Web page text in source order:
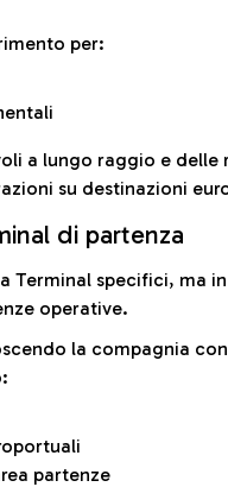
per:
a lungo raggio e delle
su destinazioni
di partenza
Terminal specifici, ma
operative.
la compagnia
partenze